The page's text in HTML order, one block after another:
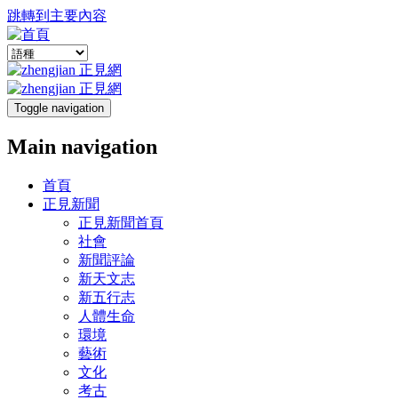
跳轉到主要內容
Toggle navigation
Main navigation
首頁
正見新聞
正見新聞首頁
社會
新聞評論
新天文志
新五行志
人體生命
環境
藝術
文化
考古